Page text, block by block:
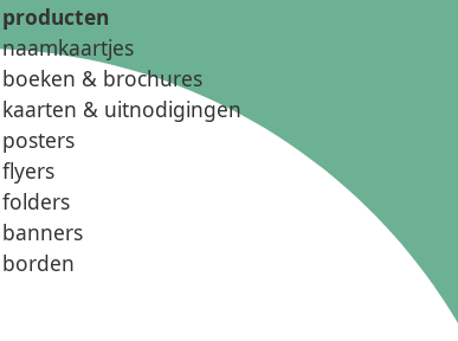
producten
naamkaartjes
boeken & brochures
kaarten & uitnodigingen
posters
flyers
folders
banners
borden